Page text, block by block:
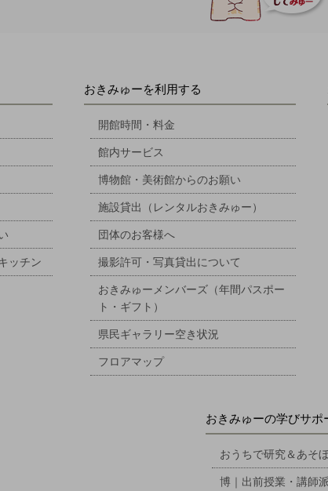
ッチン
おきみゅーを利用する
開館時間・料金
館内サービス
博物館・美術館からのお願い
施設貸出（レンタルおきみゅー）
団体のお客様へ
撮影許可・写真貸出について
おきみゅーメンバーズ（年間パスポー
ト・ギフト）
県民ギャラリー空き状況
フロアマップ
おきみゅーの学びサポ
おうちで研究＆あそ
博｜出前授業・講師